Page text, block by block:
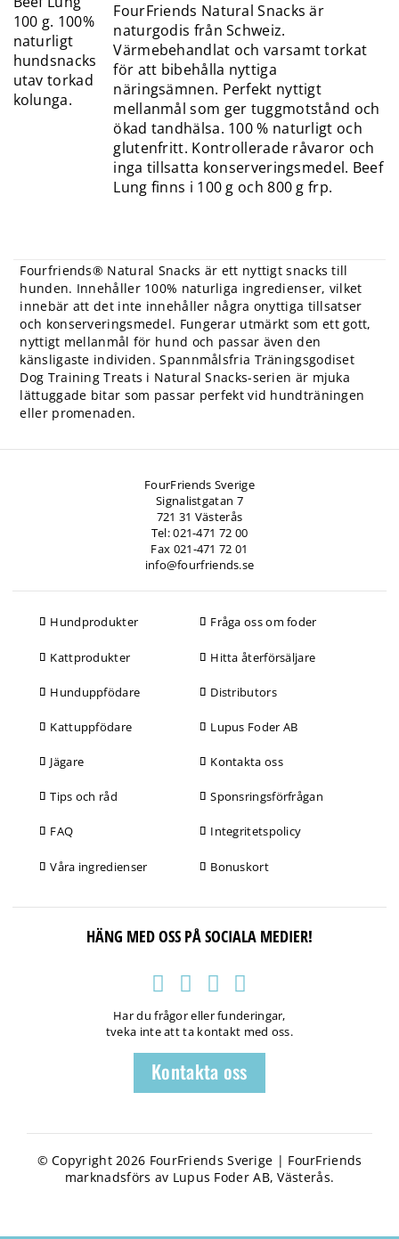
FourFriends Natural Snacks är
naturgodis från Schweiz.
Värmebehandlat och varsamt torkat
för att bibehålla nyttiga
näringsämnen. Perfekt nyttigt
mellanmål som ger tuggmotstånd och
ökad tandhälsa. 100 % naturligt och
glutenfritt. Kontrollerade råvaror och
inga tillsatta konserveringsmedel. Beef
Lung finns i 100 g och 800 g frp.
Fourfriends® Natural Snacks är ett nyttigt snacks till
hunden. Innehåller 100% naturliga ingredienser, vilket
innebär att det inte innehåller några onyttiga tillsatser
och konserveringsmedel. Fungerar utmärkt som ett gott,
nyttigt mellanmål för hund och passar även den
känsligaste individen. Spannmålsfria Träningsgodiset
Dog Training Treats i Natural Snacks-serien är mjuka
lättuggade bitar som passar perfekt vid hundträningen
eller promenaden.
FourFriends Sverige
Signalistgatan 7
721 31 Västerås
Tel: 021-471 72 00
Fax 021-471 72 01
info@fourfriends.se
Hundprodukter
Kattprodukter
Hunduppfödare
Kattuppfödare
Jägare
Tips och råd
FAQ
Våra ingredienser
Fråga oss om foder
Hitta återförsäljare
Distributors
Lupus Foder AB
Kontakta oss
Sponsringsförfrågan
Integritetspolicy
Bonuskort
HÄNG MED OSS PÅ SOCIALA MEDIER!
Har du frågor eller funderingar,
tveka inte att ta kontakt med oss.
Kontakta oss
© Copyright 2026 FourFriends Sverige | FourFriends
marknadsförs av Lupus Foder AB, Västerås.